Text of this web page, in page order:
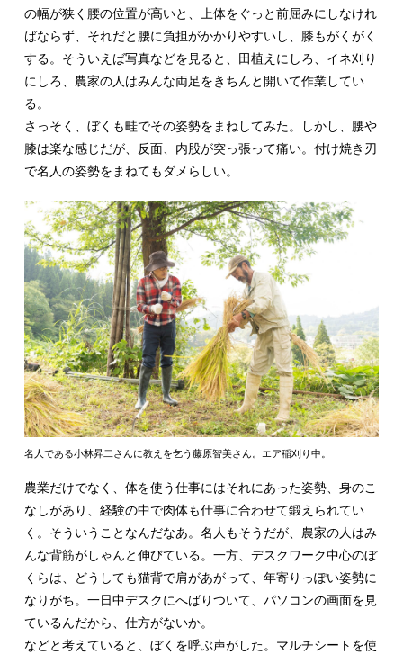
の幅が狭く腰の位置が高いと、上体をぐっと前屈みにしなけれ
ばならず、それだと腰に負担がかかりやすいし、膝もがくがく
する。そういえば写真などを見ると、田植えにしろ、イネ刈り
にしろ、農家の人はみんな両足をきちんと開いて作業してい
る。
さっそく、ぼくも畦でその姿勢をまねしてみた。しかし、腰や
膝は楽な感じだが、反面、内股が突っ張って痛い。付け焼き刃
で名人の姿勢をまねてもダメらしい。
名人である小林昇二さんに教えを乞う藤原智美さん。エア稲刈り中。
農業だけでなく、体を使う仕事にはそれにあった姿勢、身のこ
なしがあり、経験の中で肉体も仕事に合わせて鍛えられてい
く。そういうことなんだなあ。名人もそうだが、農家の人はみ
んな背筋がしゃんと伸びている。一方、デスクワーク中心のぼ
くらは、どうしても猫背で肩があがって、年寄りっぽい姿勢に
なりがち。一日中デスクにへばりついて、パソコンの画面を見
ているんだから、仕方がないか。
などと考えていると、ぼくを呼ぶ声がした。マルチシートを使